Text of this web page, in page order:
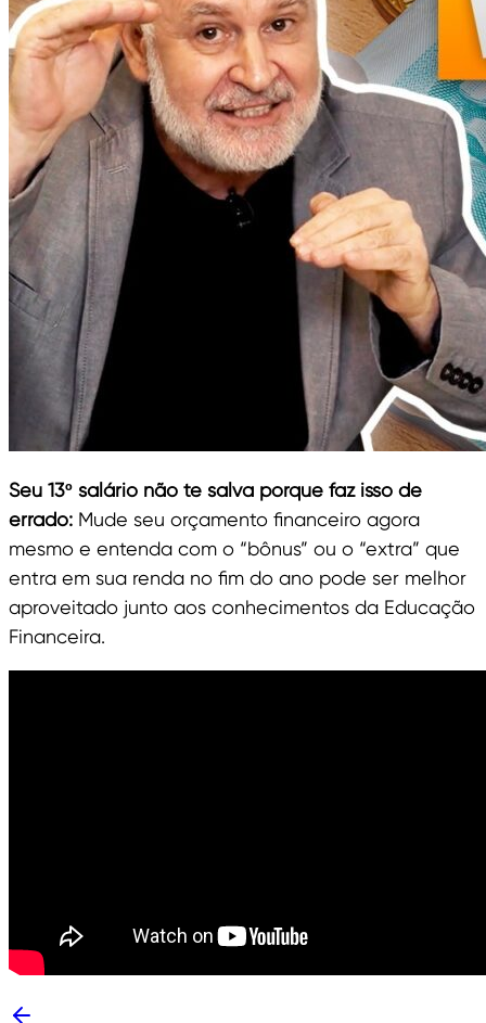
Seu 13º salário não te salva porque faz isso de
errado: Mude seu orçamento financeiro agora
mesmo e entenda com o “bônus” ou o “extra” que
entra em sua renda no fim do ano pode ser melhor
aproveitado junto aos conhecimentos da Educação
Financeira.